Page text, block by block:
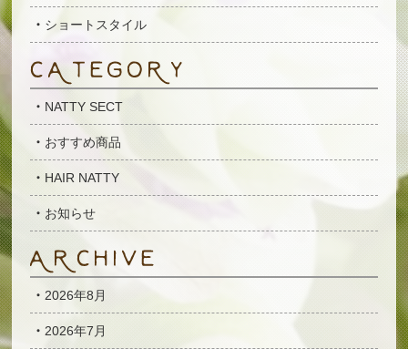
ショートスタイル
NATTY SECT
おすすめ商品
HAIR NATTY
お知らせ
2026年8月
2026年7月